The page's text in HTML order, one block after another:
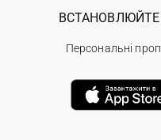
ВСТАНОВЛЮЙТЕ
Персональні